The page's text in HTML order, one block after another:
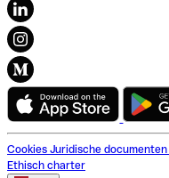
Cookies Juridische documenten
Ethisch charter